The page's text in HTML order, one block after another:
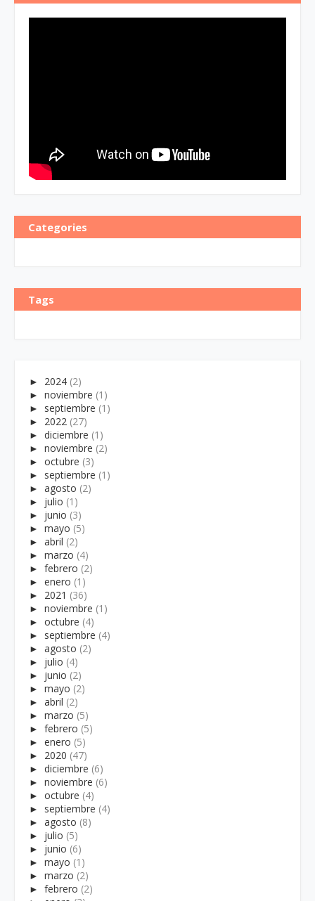
Categories
Tags
► 2024 (2)
► noviembre (1)
► septiembre (1)
► 2022 (27)
► diciembre (1)
► noviembre (2)
► octubre (3)
► septiembre (1)
► agosto (2)
► julio (1)
► junio (3)
► mayo (5)
► abril (2)
► marzo (4)
► febrero (2)
► enero (1)
► 2021 (36)
► noviembre (1)
► octubre (4)
► septiembre (4)
► agosto (2)
► julio (4)
► junio (2)
► mayo (2)
► abril (2)
► marzo (5)
► febrero (5)
► enero (5)
► 2020 (47)
► diciembre (6)
► noviembre (6)
► octubre (4)
► septiembre (4)
► agosto (8)
► julio (5)
► junio (6)
► mayo (1)
► marzo (2)
► febrero (2)